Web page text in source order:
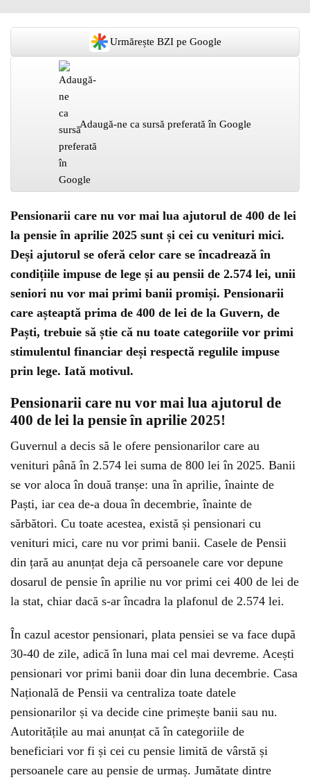
Urmărește BZI pe Google
Adaugă-ne ca sursă preferată în Google
Pensionarii care nu vor mai lua ajutorul de 400 de lei
la pensie în aprilie 2025 sunt și cei cu venituri mici.
Deși ajutorul se oferă celor care se încadrează în
condițiile impuse de lege și au pensii de 2.574 lei, unii
seniori nu vor mai primi banii promiși. Pensionarii
care așteaptă prima de 400 de lei de la Guvern, de
Paști, trebuie să știe că nu toate categoriile vor primi
stimulentul financiar deși respectă regulile impuse
prin lege. Iată motivul.
Pensionarii care nu vor mai lua ajutorul de
400 de lei la pensie în aprilie 2025!
Guvernul a decis să le ofere pensionarilor care au
venituri până în 2.574 lei suma de 800 lei în 2025. Banii
se vor aloca în două tranșe: una în aprilie, înainte de
Paști, iar cea de-a doua în decembrie, înainte de
sărbători. Cu toate acestea, există și pensionari cu
venituri mici, care nu vor primi banii. Casele de Pensii
din țară au anunțat deja că persoanele care vor depune
dosarul de pensie în aprilie nu vor primi cei 400 de lei de
la stat, chiar dacă s-ar încadra la plafonul de 2.574 lei.
În cazul acestor pensionari, plata pensiei se va face după
30-40 de zile, adică în luna mai cel mai devreme. Acești
pensionari vor primi banii doar din luna decembrie. Casa
Națională de Pensii va centraliza toate datele
pensionarilor și va decide cine primește banii sau nu.
Autoritățile au mai anunțat că în categoriile de
beneficiari vor fi și cei cu pensie limită de vârstă și
persoanele care au pensie de urmaș. Jumătate dintre